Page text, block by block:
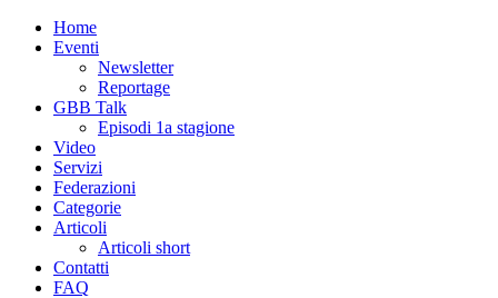
Home
Eventi
Newsletter
Reportage
GBB Talk
Episodi 1a stagione
Video
Servizi
Federazioni
Categorie
Articoli
Articoli short
Contatti
FAQ